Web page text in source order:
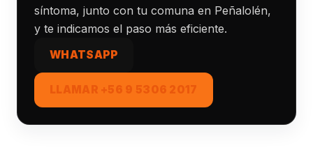
síntoma, junto con tu comuna en Peñalolén,
y te indicamos el paso más eficiente.
WHATSAPP
LLAMAR +56 9 5306 2017